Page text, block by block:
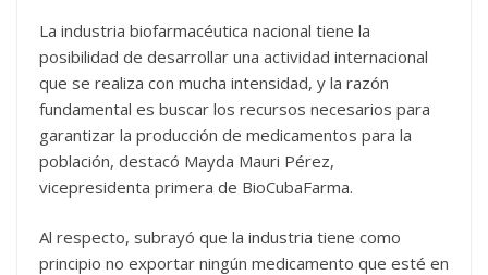
La industria biofarmacéutica nacional tiene la
posibilidad de desarrollar una actividad internacional
que se realiza con mucha intensidad, y la razón
fundamental es buscar los recursos necesarios para
garantizar la producción de medicamentos para la
población, destacó Mayda Mauri Pérez,
vicepresidenta primera de BioCubaFarma.
Al respecto, subrayó que la industria tiene como
principio no exportar ningún medicamento que esté en